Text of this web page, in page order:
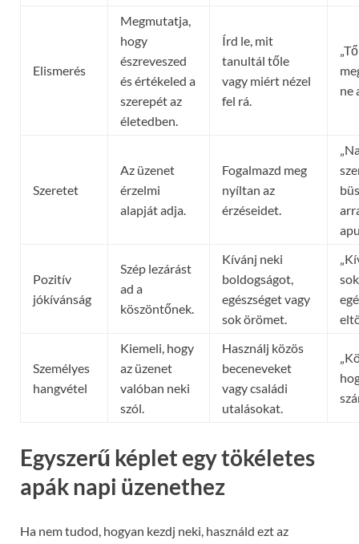
Elismerés
Megmutatja,
hogy
észreveszed
és értékeled a
szerepét az
életedben.
Írd le, mit
tanultál tőle
vagy miért nézel
fel rá.
ne
Szeretet
Az üzenet
érzelmi
alapját adja.
Fogalmazd meg
nyíltan az
érzéseidet.
Pozitív
jókívánság
Szép lezárást
ad a
köszöntőnek.
Kívánj neki
boldogságot,
egészséget vagy
sok örömet.
Személyes
hangvétel
Kiemeli, hogy
az üzenet
valóban neki
szól.
Használj közös
beceneveket
vagy családi
utalásokat.
Egyszerű képlet egy tökéletes
apák napi üzenethez
Ha nem tudod, hogyan kezdj neki, használd ezt az